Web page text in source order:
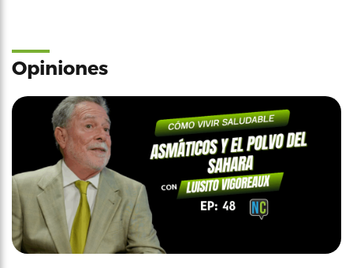
Opiniones